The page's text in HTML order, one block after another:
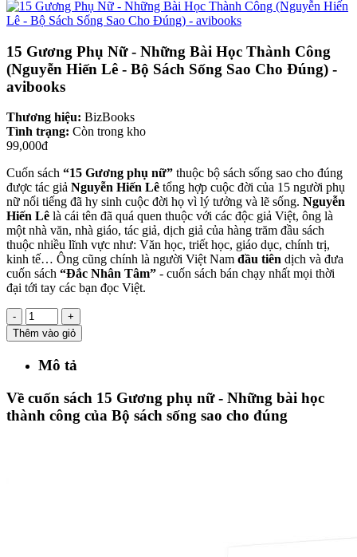
15 Gương Phụ Nữ - Những Bài Học Thành Công
(Nguyễn Hiến Lê - Bộ Sách Sống Sao Cho Đúng) -
avibooks
Thương hiệu: BizBooks
Tình trạng: Còn trong kho
99,000đ
Cuốn sách “15 Gương phụ nữ” thuộc bộ sách sống sao cho đúng
được tác giả Nguyễn Hiến Lê tổng hợp cuộc đời của 15 người phụ
nữ nổi tiếng đã hy sinh cuộc đời họ vì lý tưởng và lẽ sống. Nguyễn
Hiến Lê là cái tên đã quá quen thuộc với các độc giả Việt, ông là
một nhà văn, nhà giáo, tác giả, dịch giả của hàng trăm đầu sách
thuộc nhiều lĩnh vực như: Văn học, triết học, giáo dục, chính trị,
kinh tế… Ông cũng chính là người Việt Nam đầu tiên dịch và đưa
cuốn sách “Đắc Nhân Tâm” - cuốn sách bán chạy nhất mọi thời
đại tới tay các bạn đọc Việt.
-
+
Thêm vào giỏ
Mô tả
Về cuốn sách 15 Gương phụ nữ - Những bài học
thành công của Bộ sách sống sao cho đúng